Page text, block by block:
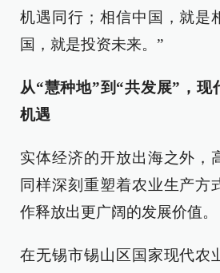
机遇同行；相信中国，就是
国，就是投资未来。”
从“慧种地”到“共发展”，现
机遇
实体经济的开放出海之外，
同样深刻重塑着农业生产方
作释放出更广阔的发展价值。
在无锡市锡山区国家现代农